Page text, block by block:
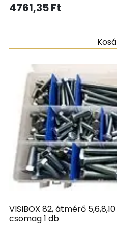
4761,35Ft
VISIBOX 82, átmérő
csomag 1 db